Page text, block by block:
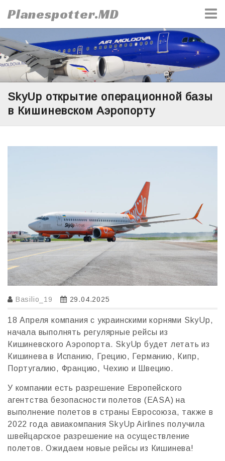
to
content
Planespotter.MD
SkyUp открытие операционной базы
в Кишиневском Аэропорту
Basilio_19 29.04.2025
18 Апреля компания с украинскими корнями SkyUp,
начала выполнять регулярные рейсы из
Кишиневского Аэропорта. SkyUp будет летать из
Кишинева в Испанию, Грецию, Германию, Кипр,
Португалию, Францию, Чехию и Швецию.
У компании есть разрешение Европейского
агентства безопасности полетов (EASA) на
выполнение полетов в страны Евросоюза, также в
2022 года авиакомпания SkyUp Airlines получила
швейцарское разрешение на осуществление
полетов. Ожидаем новые рейсы из Кишинева!